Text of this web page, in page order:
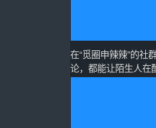
在“觅圈申辣辣”的社
论，都能让陌生人在